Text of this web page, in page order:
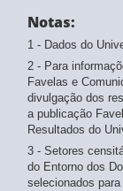
Notas:
1 - Dados do
2 - Para
Favelas e
divulgação dos
a publicação
Resultados do
3 - Setores
do Entorno dos
selecionados